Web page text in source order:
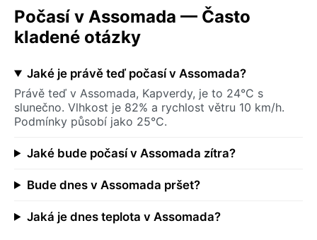
Počasí v Assomada — Často
kladené otázky
Jaké je právě teď počasí v Assomada?
Právě teď v Assomada, Kapverdy, je to 24°C s
slunečno. Vlhkost je 82% a rychlost větru 10 km/h.
Podmínky působí jako 25°C.
Jaké bude počasí v Assomada zítra?
Bude dnes v Assomada pršet?
Jaká je dnes teplota v Assomada?